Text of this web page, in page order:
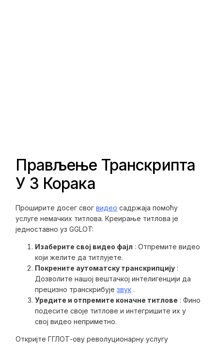
Прављење Транскрипта
У 3 Корака
Проширите досег свогвидео садржаја помоћу
услуге немачких титлова. Креирање титлова је
једноставно уз GGLOT:
Изаберите свој видео фајл : Отпремите видео
који желите да титлујете.
Покрените аутоматску транскрипцију :
Дозволите нашој вештачкој интелигенцији да
прецизно транскрибујезвук .
Уредите и отпремите коначне титлове : Фино
подесите своје титлове и интегришите их у
свој видео неприметно.
Откријте ГГЛОТ-ову револуционарну услугу